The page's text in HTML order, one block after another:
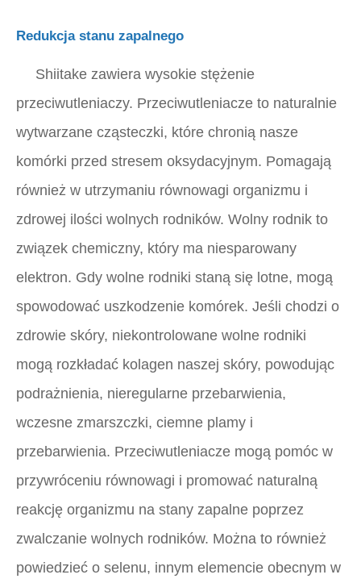
Redukcja stanu zapalnego
Shiitake zawiera wysokie stężenie
przeciwutleniaczy. Przeciwutleniacze to naturalnie
wytwarzane cząsteczki, które chronią nasze
komórki przed stresem oksydacyjnym. Pomagają
również w utrzymaniu równowagi organizmu i
zdrowej ilości wolnych rodników. Wolny rodnik to
związek chemiczny, który ma niesparowany
elektron. Gdy wolne rodniki staną się lotne, mogą
spowodować uszkodzenie komórek. Jeśli chodzi o
zdrowie skóry, niekontrolowane wolne rodniki
mogą rozkładać kolagen naszej skóry, powodując
podrażnienia, nieregularne przebarwienia,
wczesne zmarszczki, ciemne plamy i
przebarwienia. Przeciwutleniacze mogą pomóc w
przywróceniu równowagi i promować naturalną
reakcję organizmu na stany zapalne poprzez
zwalczanie wolnych rodników. Można to również
powiedzieć o selenu, innym elemencie obecnym w